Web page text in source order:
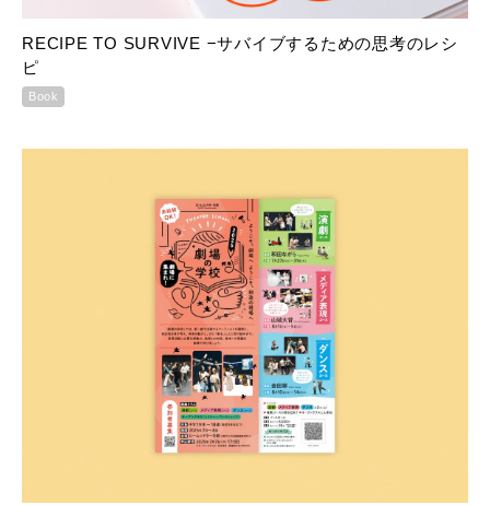
RECIPE TO SURVIVE −サバイブするための思考のレシ
ピ
Book